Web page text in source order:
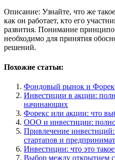
Описание: Узнайте, что же
как он работает, кто его
развития. Понимание
необходимо для принятия
решений.
Похожие статьи:
Фондовый рынок и
Инвестиции в акции:
начинающих
Форекс или акции: что
ООО и инвестиции:
Привлечение
стартапов и
Инвестиции: что это
Выбор между открытием